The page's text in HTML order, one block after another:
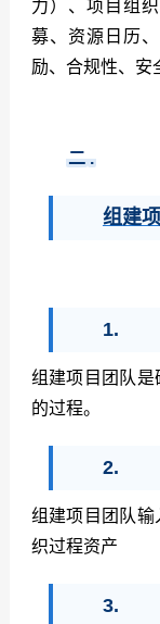
力）、项目组
募、资源日历
励、合规性、安
二 .
组建
1.
组建项目团队是
的过程。
2.
组建项目团队输
织过程资产
3.